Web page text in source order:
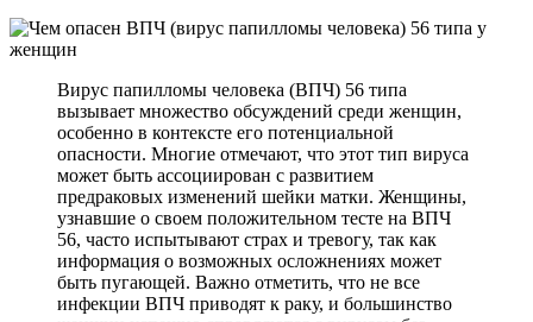
Вирус папилломы человека (ВПЧ) 56 типа
вызывает множество обсуждений среди женщин,
особенно в контексте его потенциальной
опасности. Многие отмечают, что этот тип вируса
может быть ассоциирован с развитием
предраковых изменений шейки матки. Женщины,
узнавшие о своем положительном тесте на ВПЧ
56, часто испытывают страх и тревогу, так как
информация о возможных осложнениях может
быть пугающей. Важно отметить, что не все
инфекции ВПЧ приводят к раку, и большинство